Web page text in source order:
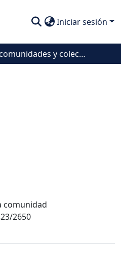
Iniciar sesión
Subcomunidades y colecciones
comunidad
2650